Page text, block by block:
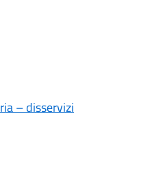
– disservizi